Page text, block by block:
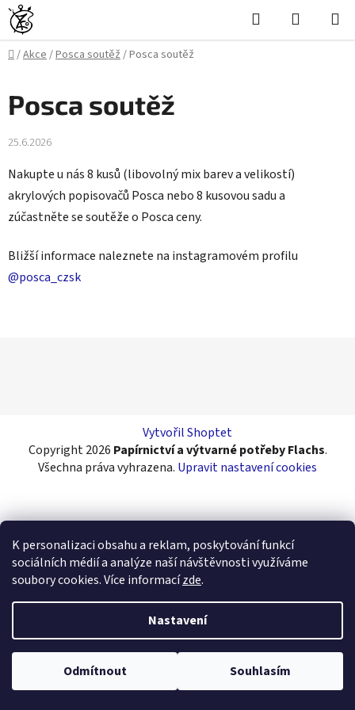
K personalizaci obsahu a reklam, poskytování funkcí
sociálních médií a analýze naší návštěvnosti využíváme
soubory cookies. Více informacízde.
Nastavení
Odmítnout Souhlasím
Přejít
na
obsah
Hledat
KOŠÍK
Domů
/Akce/Posca soutěž/Posca soutěž
Posca soutěž
25.6.2026
Nakupte u nás 8 kusů (libovolný mix barev a velikostí)
akrylových popisovačů Posca nebo 8 kusovou sadu a
zúčastněte se soutěže o Posca ceny.
Bližší informace naleznete na instagramovém profilu
@posca_czsk
Vytvořil Shoptet
Copyright 2026 Papírnictví a výtvarné potřeby Flachs.
Všechna práva vyhrazena. Upravit nastavení cookies